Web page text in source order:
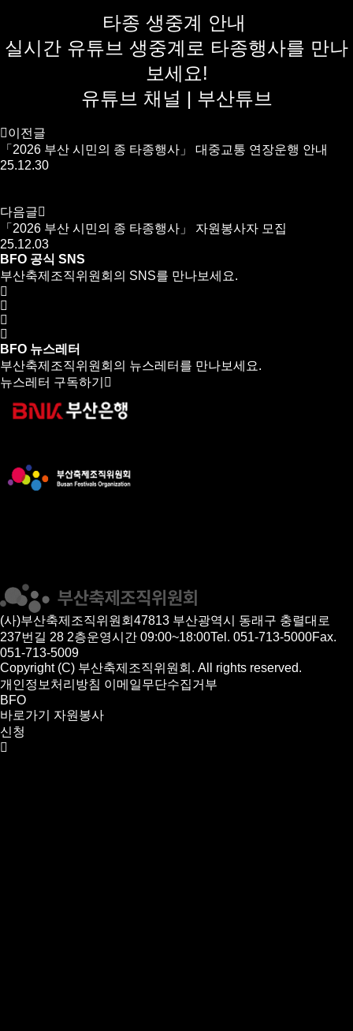
타종 생중계 안내
실시간 유튜브 생중계로 타종행사를 만나
보세요!
유튜브 채널 | 부산튜브
이전글
「2026 부산 시민의 종 타종행사」 대중교통 연장운행 안내
25.12.30
다음글
「2026 부산 시민의 종 타종행사」 자원봉사자 모집
25.12.03
BFO 공식 SNS
부산축제조직위원회의 SNS를 만나보세요.
BFO 뉴스레터
부산축제조직위원회의 뉴스레터를 만나보세요.
뉴스레터 구독하기
(사)부산축제조직위원회 47813 부산광역시 동래구 충렬대로
237번길 28 2층운영시간 09:00~18:00Tel. 051-713-5000Fax.
051-713-5009
Copyright (C) 부산축제조직위원회. All rights reserved.
개인정보처리방침 이메일무단수집거부
BFO
바로가기
자원봉사
신청